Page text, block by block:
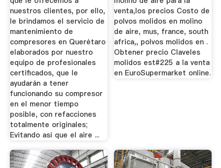
nuestros clientes, por ello,
le brindamos el servicio de
mantenimiento de
compresores en Querétaro
elaborados por nuestro
equipo de profesionales
certificados, que le
ayudarán a tener
funcionando su compresor
en el menor tiempo
posible, con refacciones
totalmente originales;
Evitando así que el aire ...
venta,los precios Costo de
polvos molidos en molino
de aire, mus, france, south
africa,, polvos molidos en .
Obtener precio Claveles
molidos est#225 a la venta
en EuroSupermarket online.